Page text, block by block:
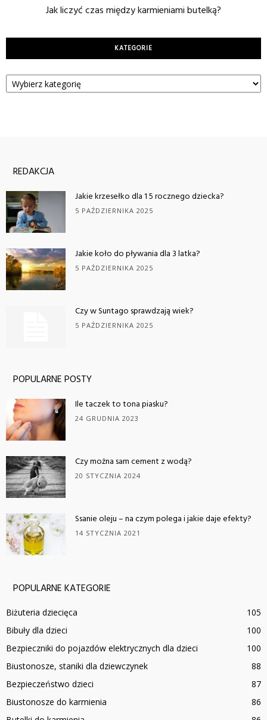
Jak liczyć czas między karmieniami butelką?
KATEGORIE
Kategorie
REDAKCJA
Jakie krzesełko dla 1 5 rocznego dziecka?
5 PAŹDZIERNIKA 2025
Jakie koło do pływania dla 3 latka?
5 PAŹDZIERNIKA 2025
Czy w Suntago sprawdzają wiek?
5 PAŹDZIERNIKA 2025
POPULARNE POSTY
Ile taczek to tona piasku?
24 GRUDNIA 2023
Czy można sam cement z wodą?
20 STYCZNIA 2024
Ssanie oleju – na czym polega i jakie daje efekty?
14 STYCZNIA 2021
POPULARNE KATEGORIE
Biżuteria dziecięca
105
Bibuły dla dzieci
100
Bezpieczniki do pojazdów elektrycznych dla dzieci
100
Biustonosze, staniki dla dziewczynek
88
Bezpieczeństwo dzieci
87
Biustonosze do karmienia
86